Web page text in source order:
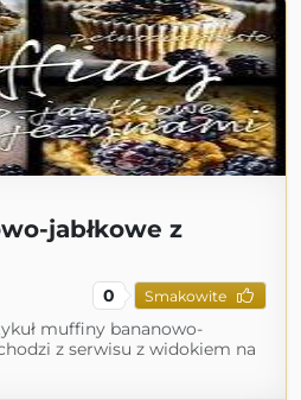
jabłkowe z
0 Smakowite
muffiny bananowo-
z serwisu z widokiem na